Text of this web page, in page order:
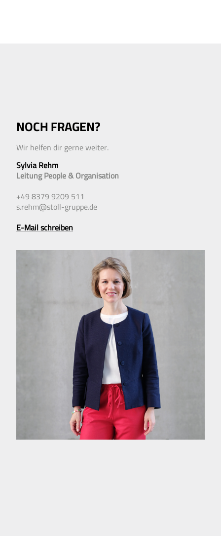
NOCH FRAGEN?
Wir helfen dir gerne weiter.
Sylvia Rehm
Leitung People & Organisation
+49 8379 9209 511
s.rehm@stoll-gruppe.de
E-Mail schreiben